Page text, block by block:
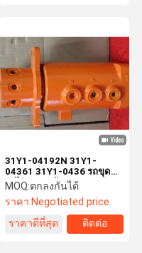
31Y1-04192N 31Y1-
04361 31Y1-0436 รถขุด
อะไหล่หมุนข้อต่อ Ass'y
DH80 ศูนย์ประกอบร่วม
MOQ:ตกลงกันได้
ราคา:Negotiated price
ราคาดีที่สุด
ติดต่อ